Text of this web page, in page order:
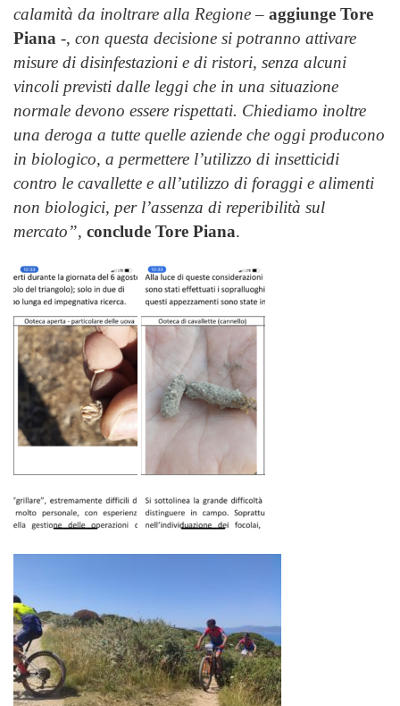
calamità da inoltrare alla Regione– aggiunge Tore
Piana -, con questa decisione si potranno attivare
misure di disinfestazioni e di ristori, senza alcuni
vincoli previsti dalle leggi che in una situazione
normale devono essere rispettati. Chiediamo inoltre
una deroga a tutte quelle aziende che oggi producono
in biologico, a permettere l’utilizzo di insetticidi
contro le cavallette e all’utilizzo di foraggi e alimenti
non biologici, per l’assenza di reperibilità sul
mercato”, conclude Tore Piana.